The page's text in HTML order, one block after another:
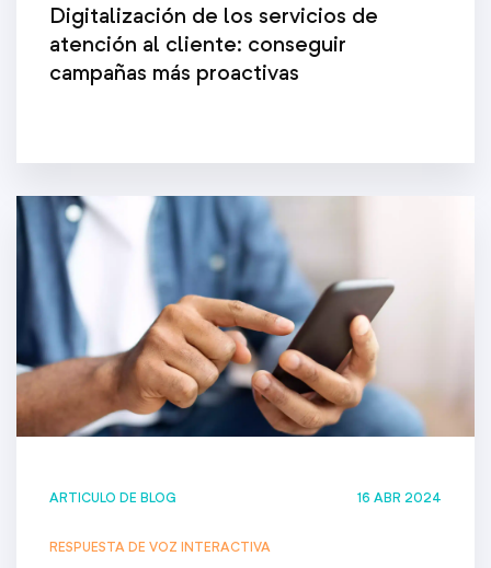
Digitalización de los servicios de
atención al cliente: conseguir
campañas más proactivas
ARTICULO DE BLOG 16 ABR 2024
RESPUESTA DE VOZ INTERACTIVA